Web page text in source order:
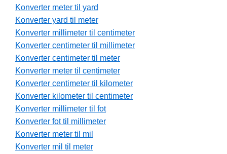
Konverter meter til yard
Konverter yard til meter
Konverter millimeter til centimeter
Konverter centimeter til millimeter
Konverter centimeter til meter
Konverter meter til centimeter
Konverter centimeter til kilometer
Konverter kilometer til centimeter
Konverter millimeter til fot
Konverter fot til millimeter
Konverter meter til mil
Konverter mil til meter